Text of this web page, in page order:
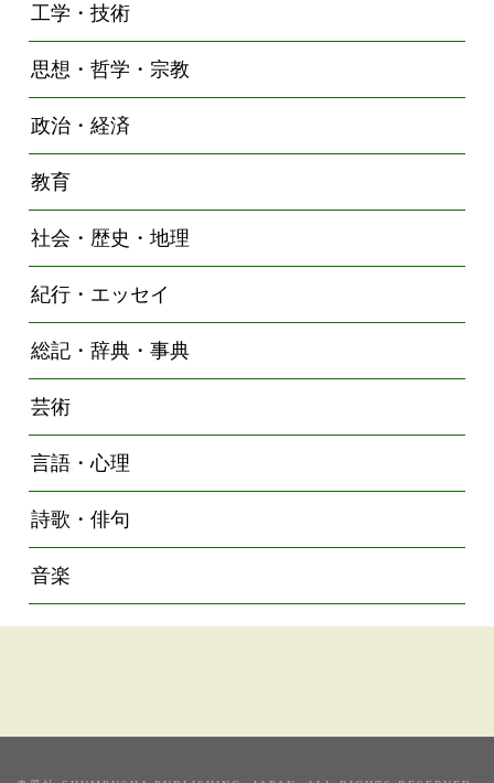
工学・技術
思想・哲学・宗教
政治・経済
教育
社会・歴史・地理
紀行・エッセイ
総記・辞典・事典
芸術
言語・心理
詩歌・俳句
音楽